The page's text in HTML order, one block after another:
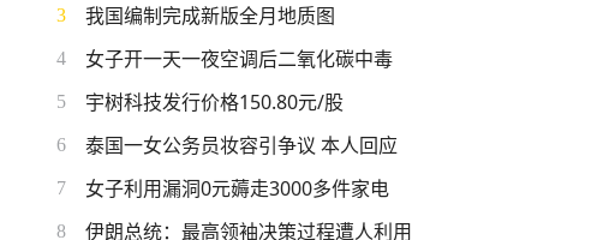
3 我国编制完成新版全月地质图
4 女子开一天一夜空调后二氧化碳中毒
5 宇树科技发行价格150.80元/股
6 泰国一女公务员妆容引争议 本人回应
7 女子利用漏洞0元薅走3000多件家电
8 伊朗总统：最高领袖决策过程遭人利用